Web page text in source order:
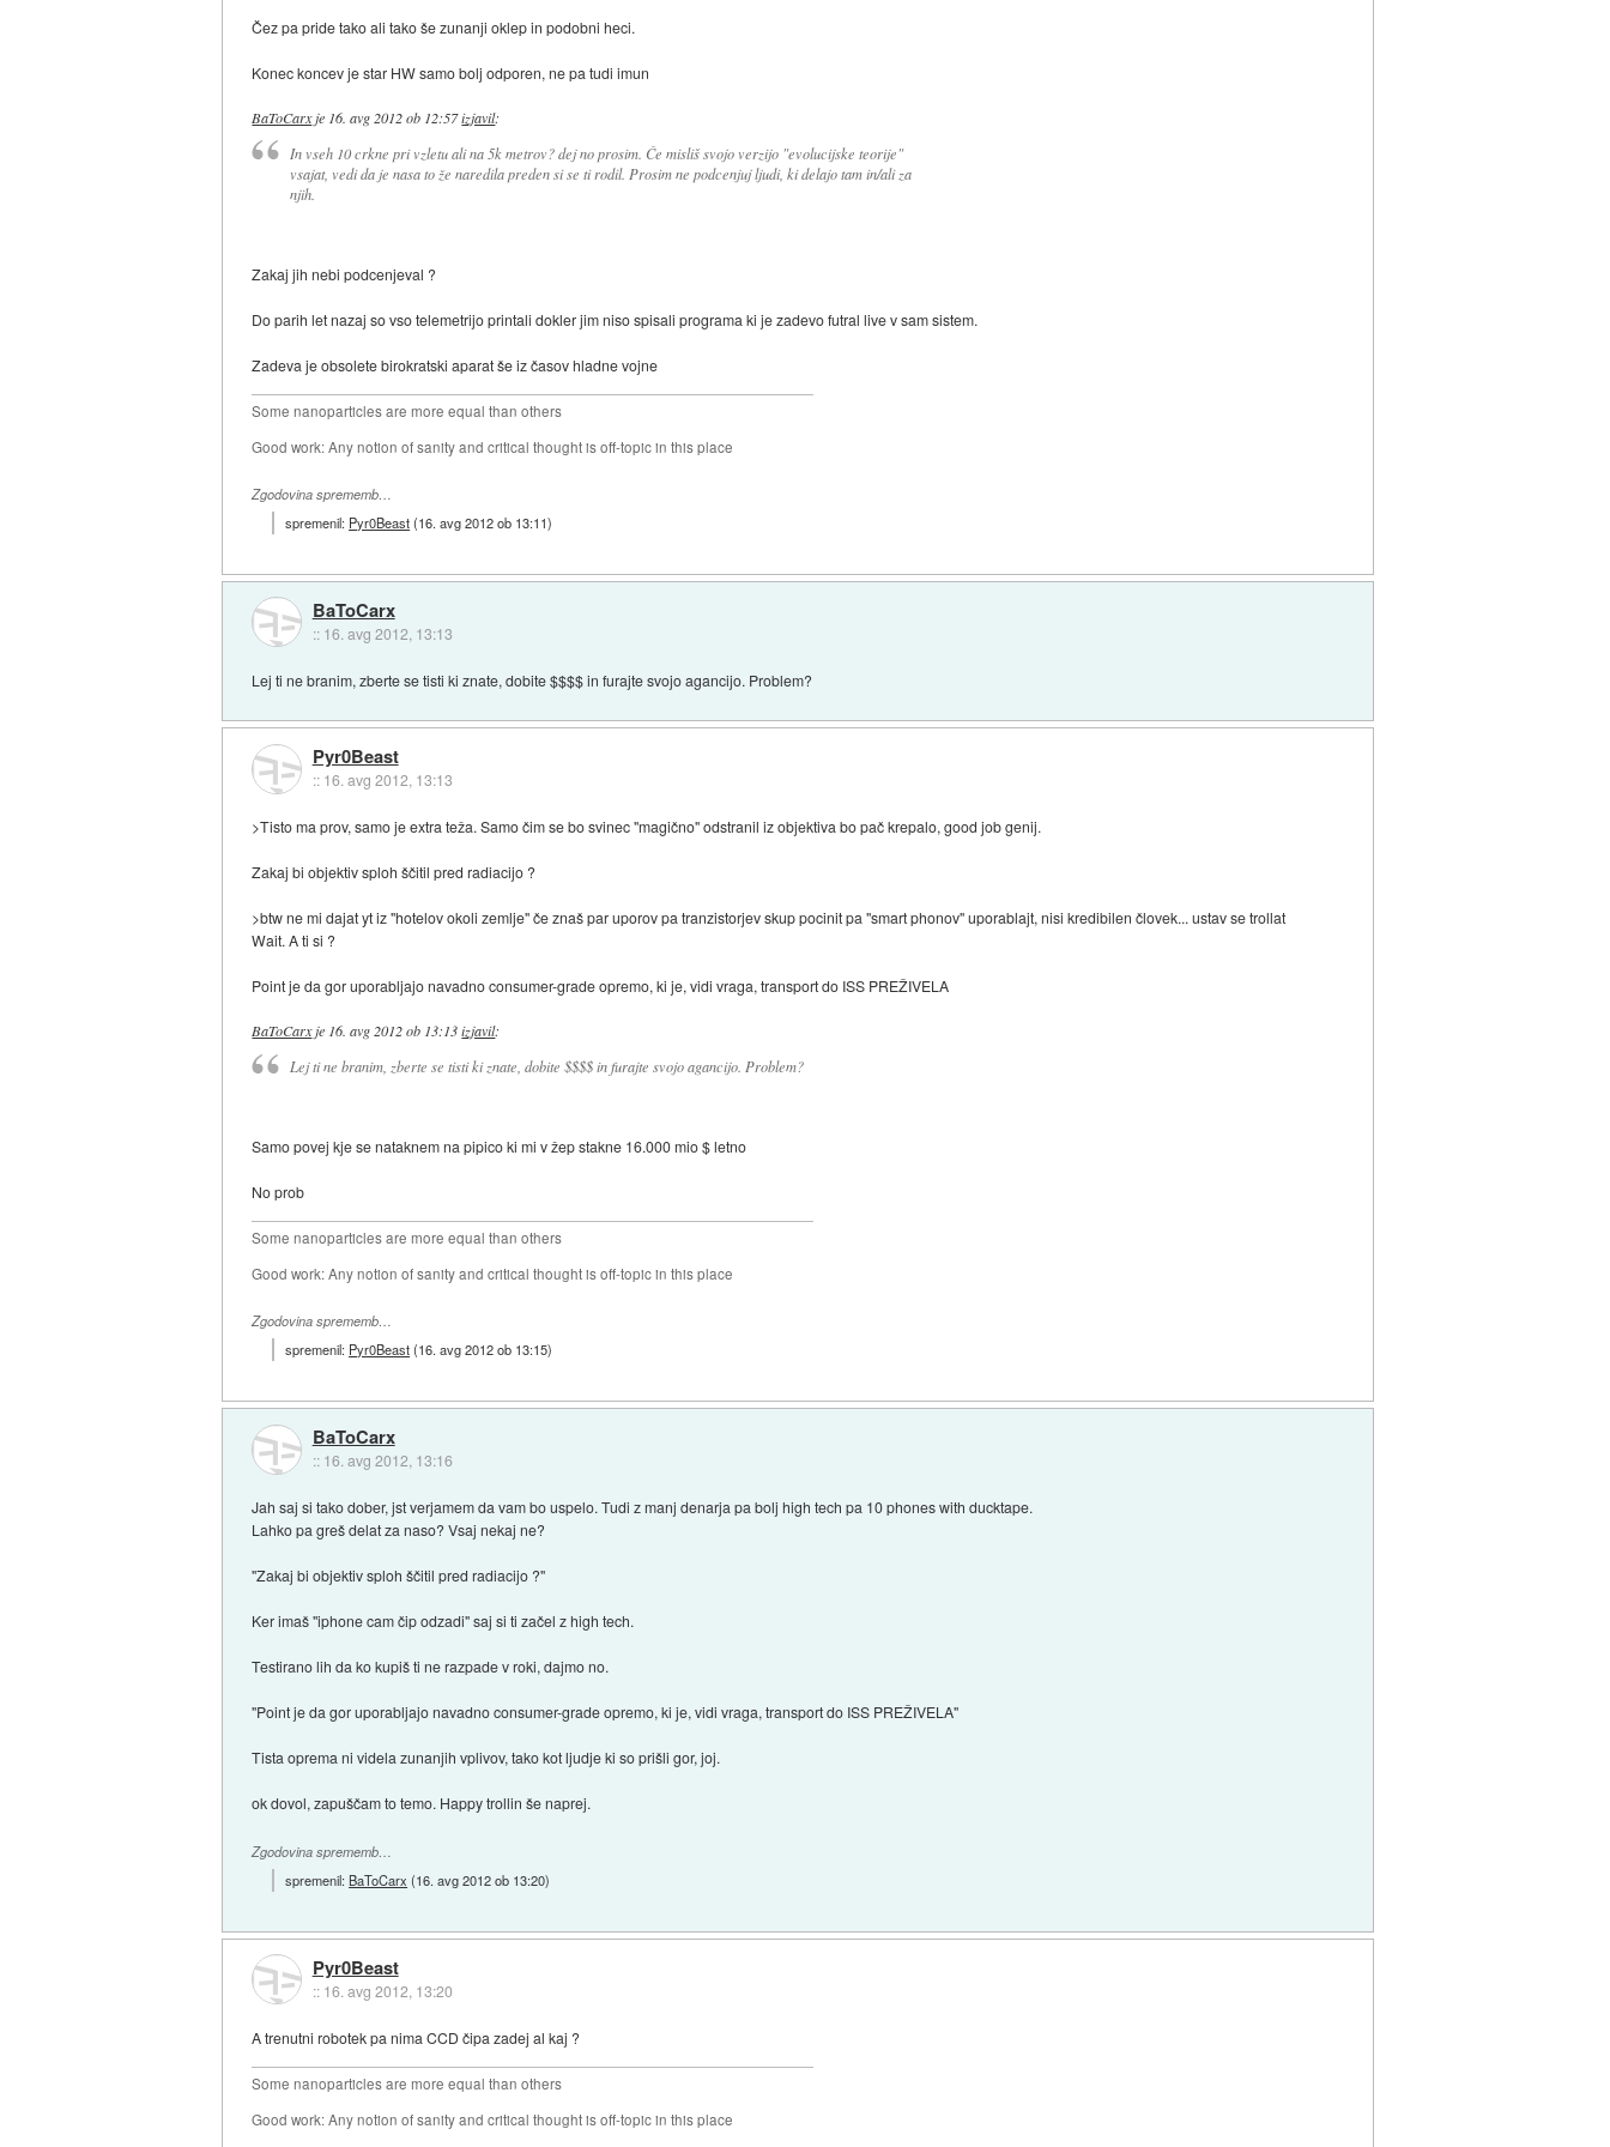
Čez pa pride tako ali tako še zunanji oklep in podobni heci.
Konec koncev je star HW samo bolj odporen, ne pa tudi imun
BaToCarxje 16. avg 2012 ob 12:57izjavil:
In vseh 10 crkne pri vzletu ali na 5k metrov? dej no prosim. Če misliš svojo verzijo "evolucijske teorije"
vsajat, vedi da je nasa to že naredila preden si se ti rodil. Prosim ne podcenjuj ljudi, ki delajo tam in/ali za
njih.
Zakaj jih nebi podcenjeval ?
Do parih let nazaj so vso telemetrijo printali dokler jim niso spisali programa ki je zadevo futral live v sam sistem.
Zadeva je obsolete birokratski aparat še iz časov hladne vojne
Some nanoparticles are more equal than others
Good work: Any notion of sanity and critical thought is off-topic in this place
Zgodovina sprememb…
spremenil: Pyr0Beast(16. avg 2012 ob 13:11)
BaToCarx
:: 16. avg 2012, 13:13
Lej ti ne branim, zberte se tisti ki znate, dobite $$$$ in furajte svojo agancijo. Problem?
Pyr0Beast
:: 16. avg 2012, 13:13
>Tisto ma prov, samo je extra teža. Samo čim se bo svinec "magično" odstranil iz objektiva bo pač krepalo, good job genij.
Zakaj bi objektiv sploh ščitil pred radiacijo ?
>btw ne mi dajat yt iz "hotelov okoli zemlje" če znaš par uporov pa tranzistorjev skup pocinit pa "smart phonov" uporablajt, nisi kredibilen človek... ustav se trollat
Wait. A ti si ?
Point je da gor uporabljajo navadno consumer-grade opremo, ki je, vidi vraga, transport do ISS PREŽIVELA
BaToCarxje 16. avg 2012 ob 13:13 izjavil:
Lej ti ne branim, zberte se tisti ki znate, dobite $$$$ in furajte svojo agancijo. Problem?
Samo povej kje se nataknem na pipico ki mi v žep stakne 16.000 mio $ letno
No prob
Some nanoparticles are more equal than others
Good work: Any notion of sanity and critical thought is off-topic in this place
Zgodovina sprememb…
spremenil: Pyr0Beast(16. avg 2012 ob 13:15)
BaToCarx
:: 16. avg 2012, 13:16
Jah saj si tako dober, jst verjamem da vam bo uspelo. Tudi z manj denarja pa bolj high tech pa 10 phones with ducktape.
Lahko pa greš delat za naso? Vsaj nekaj ne?
"Zakaj bi objektiv sploh ščitil pred radiacijo ?"
Ker imaš "iphone cam čip odzadi" saj si ti začel z high tech.
Testirano lih da ko kupiš ti ne razpade v roki, dajmo no.
"Point je da gor uporabljajo navadno consumer-grade opremo, ki je, vidi vraga, transport do ISS PREŽIVELA"
Tista oprema ni videla zunanjih vplivov, tako kot ljudje ki so prišli gor, joj.
ok dovol, zapuščam to temo. Happy trollin še naprej.
Zgodovina sprememb…
spremenil:BaToCarx (16. avg 2012 ob 13:20)
Pyr0Beast
:: 16. avg 2012, 13:20
A trenutni robotek pa nima CCD čipa zadej al kaj ?
Some nanoparticles are more equal than others
Good work: Any notion of sanity and critical thought is off-topic in this place